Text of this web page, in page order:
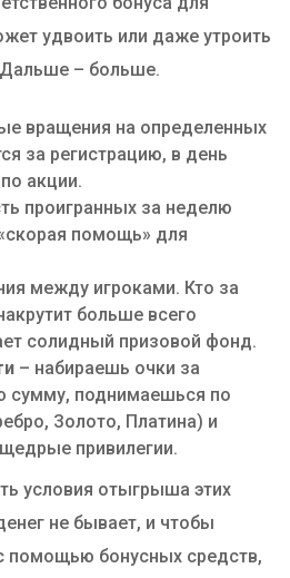
удвоить или даже утроить
– больше.
вращения на определенных
за регистрацию, в день
акции.
проигранных за неделю
помощь» для
между игроками. Кто за
больше всего
солидный призовой фонд.
– набираешь очки за
сумму, поднимаешься по
Золото, Платина) и
привилегии.
условия отыгрыша этих
не бывает, и чтобы
помощью бонусных средств,